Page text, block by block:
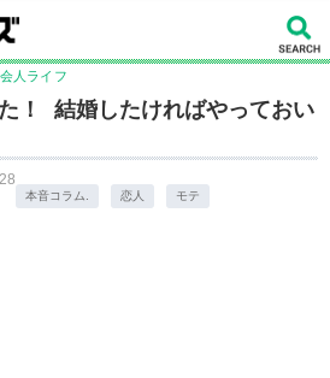
人ライフ
！ 結婚したければやっておい
本音コラム. 恋人 モテ